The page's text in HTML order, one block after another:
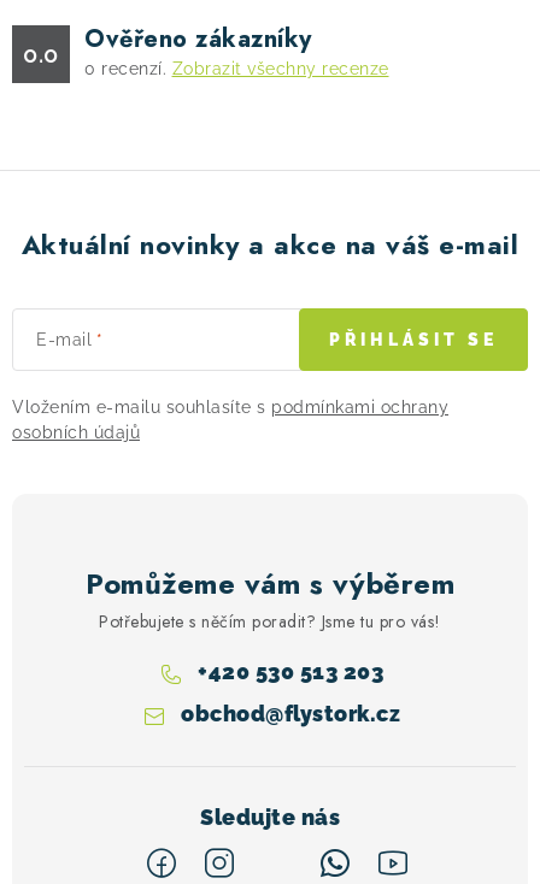
0.0 Ověřeno zákazníky
0 recenzí. Zobrazit všechny recenze
Aktuální novinky a akce na váš e-mail
E-mail
Vložením e-mailu souhlasíte s podmínkami ochrany
osobních údajů
PŘIHLÁSIT SE
Pomůžeme vám s výběrem
Potřebujete s něčím poradit? Jsme tu pro vás!
obchod@flystork.cz
+420 530 513 203